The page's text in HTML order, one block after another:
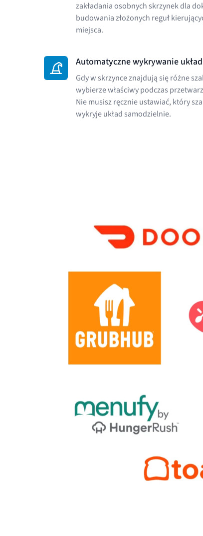
zakładania osobnych skrzynek dla
budowania złożonych reguł
miejsca.
Automatyczne wykrywanie
Gdy w skrzynce znajdują się różne
wybierze właściwy podczas
Nie musisz ręcznie ustawiać, który
wykryje układ samodzielnie.